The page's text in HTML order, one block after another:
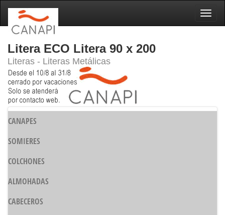
Litera ECO Litera 90 x 200
Literas - Literas Metálicas
CANAPES
SOMIERES
COLCHONES
ALMOHADAS
CABECEROS